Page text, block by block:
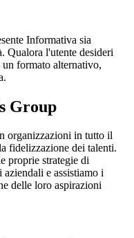
Informativa sia
Qualora l'utente desideri
formato alternativo,
Group
organizzazioni in tutto il
fidelizzazione dei talenti.
proprie strategie di
e assistiamo i
delle loro aspirazioni